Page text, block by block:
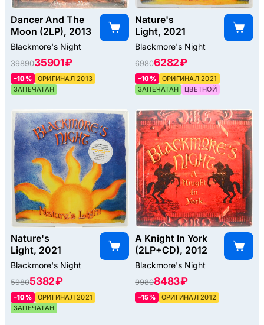
Dancer And The
Moon (2LP), 2013
Blackmore's Night
3989035901 ₽
–10%
ОРИГИНАЛ 2013
ЗАПЕЧАТАН
Nature's
Light, 2021
Blackmore's Night
69806282 ₽
–10%
ОРИГИНАЛ 2021
ЗАПЕЧАТАН
ЦВЕТНОЙ
Nature's
Light, 2021
Blackmore's Night
59805382 ₽
–10%
ОРИГИНАЛ 2021
ЗАПЕЧАТАН
A Knight In York
(2LP+CD), 2012
Blackmore's Night
99808483 ₽
–15% ОРИГИНАЛ 2012